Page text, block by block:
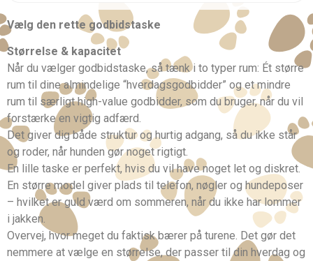
Vælg den rette godbidstaske
Størrelse & kapacitet
Når du vælger godbidstaske, så tænk i to typer rum: Ét større
rum til dine almindelige “hverdagsgodbidder” og et mindre
rum til særligt high-value godbidder, som du bruger, når du vil
forstærke en vigtig adfærd.
Det giver dig både struktur og hurtig adgang, så du ikke står
og roder, når hunden gør noget rigtigt.
En lille taske er perfekt, hvis du vil have noget let og diskret.
En større model giver plads til telefon, nøgler og hundeposer
– hvilket er guld værd om sommeren, når du ikke har lommer
i jakken.
Overvej, hvor meget du faktisk bærer på turene. Det gør det
nemmere at vælge en størrelse, der passer til din hverdag og